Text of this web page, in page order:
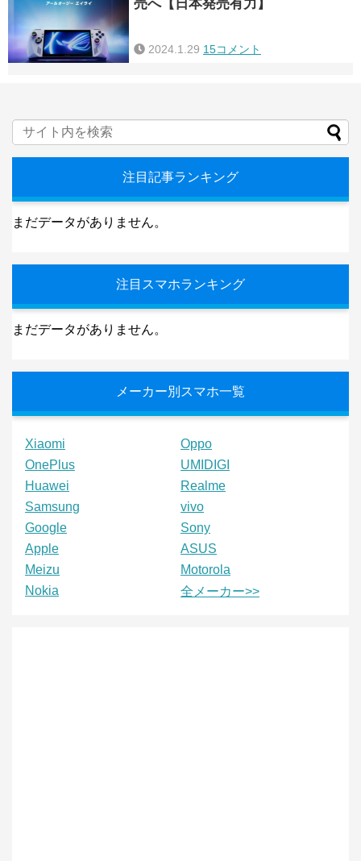
売へ【日本発売有力】
2024.1.29 15コメント
注目記事ランキング
まだデータがありません。
注目スマホランキング
まだデータがありません。
メーカー別スマホ一覧
Xiaomi
Oppo
OnePlus
UMIDIGI
Huawei
Realme
Samsung
vivo
Google
Sony
Apple
ASUS
Meizu
Motorola
Nokia
全メーカー>>